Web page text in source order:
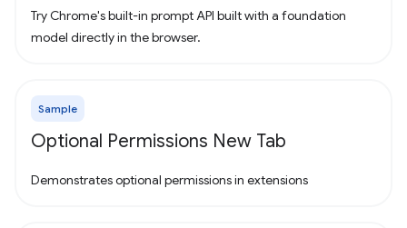
Try Chrome's built-in prompt API built with a foundation
model directly in the browser.
Sample
Optional Permissions New Tab
Demonstrates optional permissions in extensions